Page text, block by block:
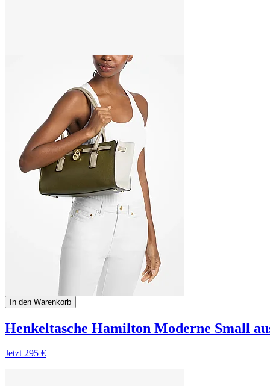
In den Warenkorb
Henkeltasche Hamilton Moderne Small
Jetzt 295 €